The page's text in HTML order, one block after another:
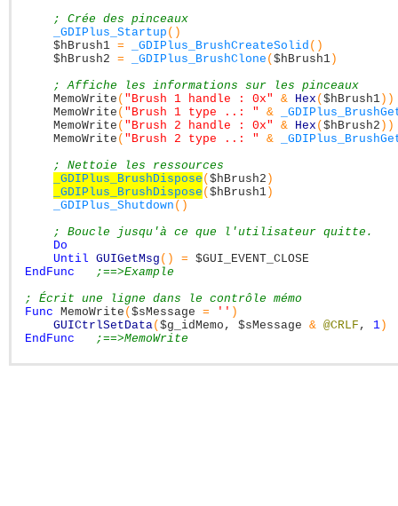
; Crée des pinceaux
_GDIPlus_Startup ( )
$hBrush1 = _GDIPlus_BrushCreateSolid ( )
$hBrush2 = _GDIPlus_BrushClone ( $hBrush1 )
; Affiche les informations sur les pinceaux
MemoWrite ( "Brush 1 handle : 0x" & Hex ( $hBrush1 ) )
MemoWrite ( "Brush 1 type ..: " &
MemoWrite ( "Brush 2 handle : 0x" & Hex ( $hBrush2 ) )
MemoWrite ( "Brush 2 type ..: " &
; Nettoie les ressources
_GDIPlus_BrushDispose ( $hBrush2 )
_GDIPlus_BrushDispose ( $hBrush1 )
_GDIPlus_Shutdown ( )
; Boucle jusqu'à ce que l'utilisateur quitte.
Do
Until GUIGetMsg ( ) = $GUI_EVENT_CLOSE
EndFunc
;==>Example
; Écrit une ligne dans le contrôle mémo
Func MemoWrite ( $sMessage = '' )
GUICtrlSetData( $g_idMemo , $sMessage & @CRLF , 1 )
EndFunc
;==>MemoWrite